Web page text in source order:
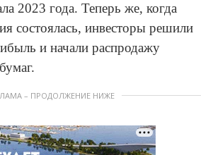
2023 года. Теперь же, когда
состоялась, инвесторы решили
и начали распродажу
– ПРОДОЛЖЕНИЕ НИЖЕ